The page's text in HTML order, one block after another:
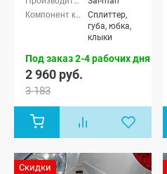
Сплиттер,
губа, юбка,
клыки
Под заказ 2-4 рабочих дня
2 960 руб.
3 183
Скидки